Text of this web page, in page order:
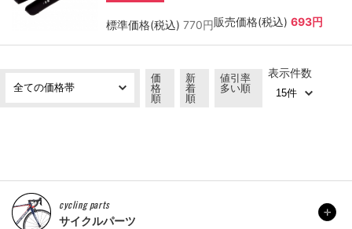
標準価格(税込) 770円販売価格(税込) 693円
価
格
順
新
着
順
値引率
多い順
表示件数
cycling parts
サイクルパーツ